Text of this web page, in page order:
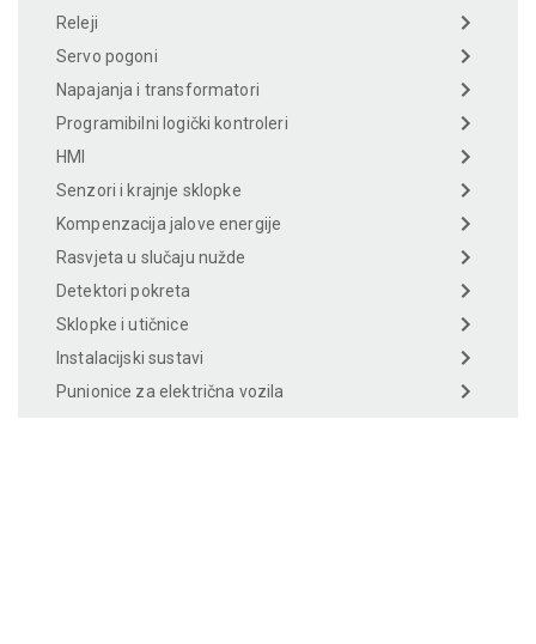
Releji
Servo pogoni
Napajanja i transformatori
Programibilni logički kontroleri
HMI
Senzori i krajnje sklopke
Kompenzacija jalove energije
Rasvjeta u slučaju nužde
Detektori pokreta
Sklopke i utičnice
Instalacijski sustavi
Punionice za električna vozila